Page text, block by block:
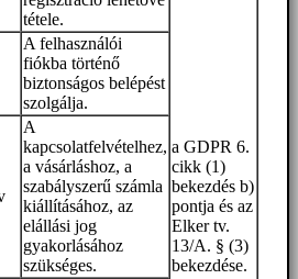
tétele.
a GDPR 6.
cikk (1)
bekezdés b)
pontja és az
Elker tv.
13/A. § (3)
bekezdése.
A felhasználói
fiókba történő
biztonságos belépést
szolgálja.
A
kapcsolatfelvételhez,
a vásárláshoz, a
szabályszerű számla
kiállításához, az
elállási jog
gyakorlásához
szükséges.